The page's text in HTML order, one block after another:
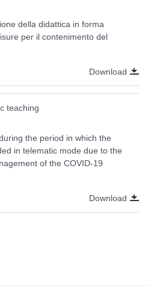
della didattica in forma
per il contenimento del
Download
teaching
the period in which the
in telematic mode due to the
of the COVID-19
Download